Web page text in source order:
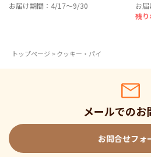
お届け期間：4/17～9/30
お
残り
トップページ > クッキー・パイ
メールでのお
お問合せフォ